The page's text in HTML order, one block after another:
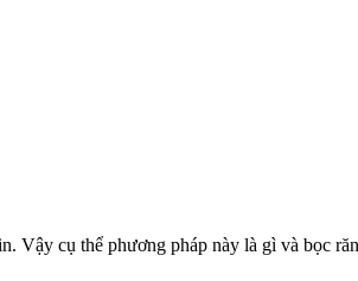
Vậy cụ thể phương pháp này là gì và bọc